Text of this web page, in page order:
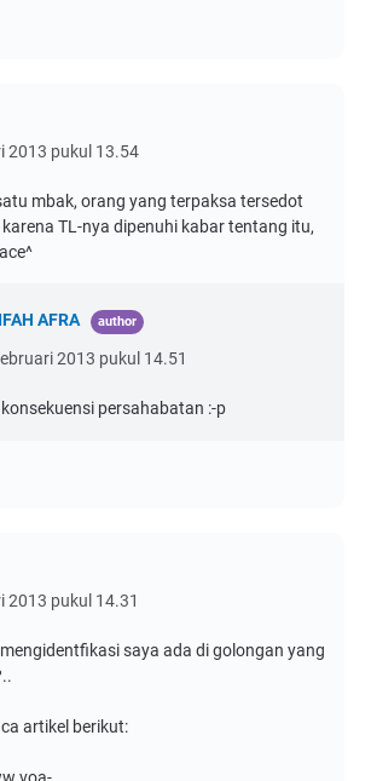
2013 pukul 13.54
mbak, orang yang terpaksa tersedot
TL-nya dipenuhi kabar tentang itu,
AFRA
2013 pukul 14.51
persahabatan :-p
2013 pukul 14.31
saya ada di golongan yang
artikel berikut: